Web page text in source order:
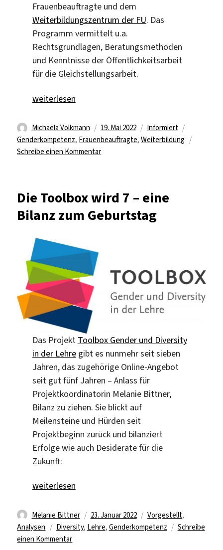
Frauenbeauftragte und dem
Weiterbildungszentrum der FU. Das
Programm vermittelt u.a.
Rechtsgrundlagen, Beratungsmethoden
und Kenntnisse der Öffentlichkeitsarbeit
für die Gleichstellungsarbeit.
„FUTURA: Genderkompetenz für den Beruf“
weiterlesen
Autor
Michaela Volkmann
Veröffentlicht
am
19. Mai 2022 Kategorien
Informiert
Genderkompetenz, Frauenbeauftragte,Weiterbildung
Schreibe einen Kommentarzu
den
Beruf
Die Toolbox wird 7 – eine
Bilanz zum Geburtstag
Das Projekt Toolbox Gender und Diversity
in der Lehregibt es nunmehr seit sieben
Jahren, das zugehörige Online-Angebot
seit gut fünf Jahren – Anlass für
Projektkoordinatorin Melanie Bittner,
Bilanz zu ziehen. Sie blickt auf
Meilensteine und Hürden seit
Projektbeginn zurück und bilanziert
Erfolge wie auch Desiderate für die
Zukunft:
„Die Toolbox wird 7 – eine Bilanz zum Geburtstag“
weiterlesen
Autor
Melanie Bittner
Veröffentlicht
am
23. Januar 2022 Kategorien
Vorgestellt,
Analysen
Schlagwörter
Diversity, Lehre, Genderkompetenz
Schreibe
einen Kommentarzu